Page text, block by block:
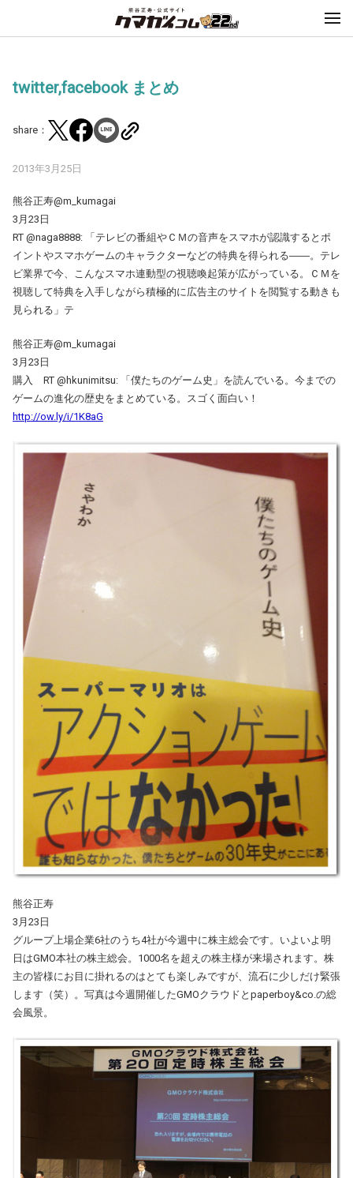
twitter,facebook まとめ
share：
2013年3月25日
熊谷正寿@m_kumagai
3月23日
RT @naga8888: 「テレビの番組やＣＭの音声をスマホが認識するとポ
イントやスマホゲームのキャラクターなどの特典を得られる――。テレ
ビ業界で今、こんなスマホ連動型の視聴喚起策が広がっている。ＣＭを
視聴して特典を入手しながら積極的に広告主のサイトを閲覧する動きも
見られる」テ
熊谷正寿@m_kumagai
3月23日
購入 RT @hkunimitsu: 「僕たちのゲーム史」を読んでいる。今までの
ゲームの進化の歴史をまとめている。スゴく面白い！
http://ow.ly/i/1K8aG
熊谷正寿
3月23日
グループ上場企業6社のうち4社が今週中に株主総会です。いよいよ明
日はGMO本社の株主総会。1000名を超えの株主様が来場されます。株
主の皆様にお目に掛れるのはとても楽しみですが、流石に少しだけ緊張
します（笑）。写真は今週開催したGMOクラウドとpaperboy&co.の総
会風景。